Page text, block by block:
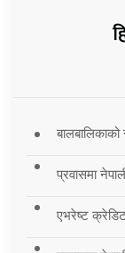
बालबालिकाको
प्रवासमा
एभरेष्ट